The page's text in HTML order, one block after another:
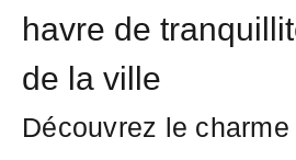
havre de
de la ville
Découvrez le